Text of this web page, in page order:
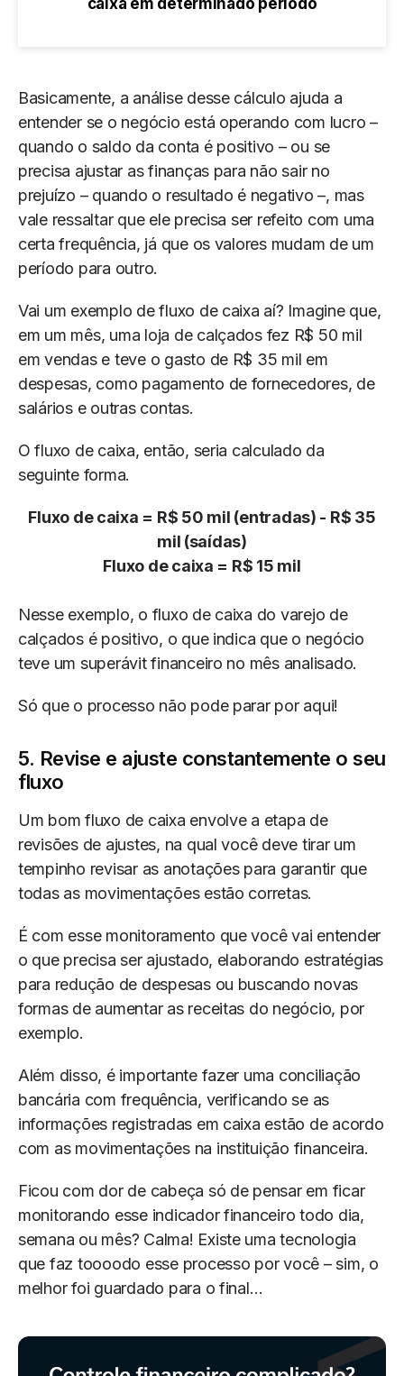
Basicamente, a análise desse cálculo ajuda a
entender se o negócio está operando com lucro –
quando o saldo da conta é positivo – ou se
precisa ajustar as finanças para não sair no
prejuízo – quando o resultado é negativo –, mas
vale ressaltar que ele precisa ser refeito com uma
certa frequência, já que os valores mudam de um
período para outro.
Vai um exemplo de fluxo de caixa aí? Imagine que,
em um mês, uma loja de calçados fez R$ 50 mil
em vendas e teve o gasto de R$ 35 mil em
despesas, como pagamento de fornecedores, de
salários e outras contas.
O fluxo de caixa, então, seria calculado da
seguinte forma.
Fluxo de caixa = R$ 50 mil (entradas) - R$ 35
mil (saídas)
Fluxo de caixa = R$ 15 mil
Nesse exemplo, o fluxo de caixa do varejo de
calçados é positivo, o que indica que o negócio
teve um superávit financeiro no mês analisado.
Só que o processo não pode parar por aqui!
5. Revise e ajuste constantemente o seu
fluxo
Um bom fluxo de caixa envolve a etapa de
revisões de ajustes, na qual você deve tirar um
tempinho revisar as anotações para garantir que
todas as movimentações estão corretas.
É com esse monitoramento que você vai entender
o que precisa ser ajustado, elaborando estratégias
para redução de despesas ou buscando novas
formas de aumentar as receitas do negócio, por
exemplo.
Além disso, é importante fazer uma conciliação
bancária com frequência, verificando se as
informações registradas em caixa estão de acordo
com as movimentações na instituição financeira.
Ficou com dor de cabeça só de pensar em ficar
monitorando esse indicador financeiro todo dia,
semana ou mês? Calma! Existe uma tecnologia
que faz toooodo esse processo por você – sim, o
melhor foi guardado para o final…